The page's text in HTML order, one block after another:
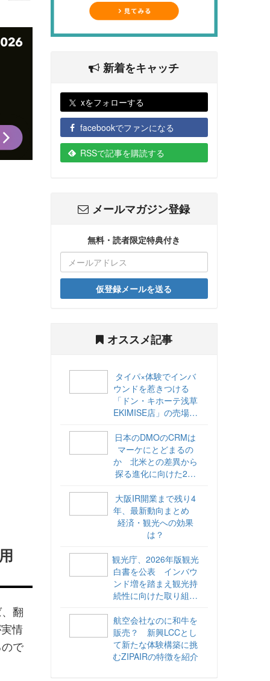
翻
情
で
新着をキャッチ
xをフォローする
facebookでファンになる
RSSで記事を購読する
メールマガジン登録
無料・読者限定特典付き
仮登録メールを送る
オススメ記事
タイパ×体験でインバ
ウンドを惹きつける
「ドン・キホーテ浅草
EKIMISE店」の売場づ
日本のDMOのCRMは
マーケにとどまるの
か 北米との差異から
探る進化に向けた2ス
海外DMOのリアル
vol.6】
大阪IR開業まで残り4
年、最新動向まとめ
経済・観光への効果
は？
観光庁、2026年版観光
白書を公表 インバウ
ンド増を踏まえ観光持
続性に向けた取り組み
航空会社なのに和牛を
販売？ 新興LCCとし
て新たな体験構築に挑
むZIPAIRの特徴を紹介